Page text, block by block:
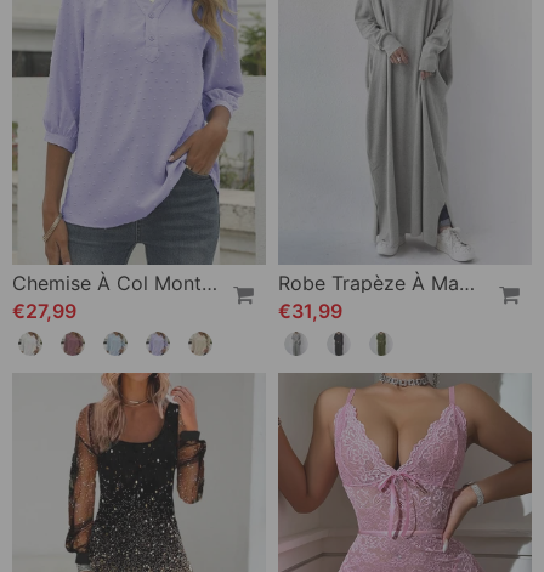
Chemise À Col Montant Et Manches Mi-Longues
€27,99
Robe Trapèze À Manches Longues Et Col En V
€31,99